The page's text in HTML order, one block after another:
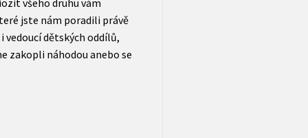
jste nám poradili právě
vedoucí dětských oddílů,
zakopli náhodou anebo se